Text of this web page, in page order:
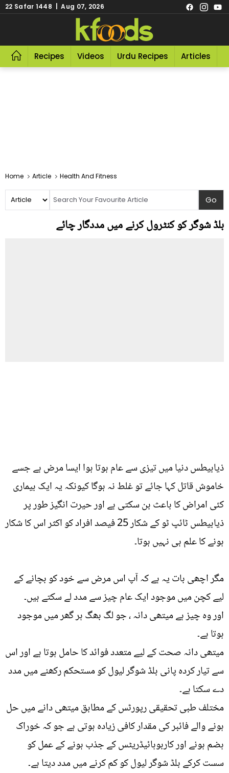
22 Safar 1448 | Aug 07, 2026
Recipes Videos Urdu Recipes Articles
Home Article Health And Fitness
بلڈ شوگر کو کنٹرول کرنے میں مددگار چائے
ذیابیطس دنیا میں تیزی سے عام ہوتا ہوا ایسا مرض ہے جسے
خاموش قاتل کہا جائے تو غلط نہ ہوگا کیونکہ یہ ایک بیماری
کئی امراض کا باعث بن سکتی ہے اور حیرت انگیز طور پر
ذیابیطس ٹائپ ٹو کے شکار 25 فیصد افراد کو اکثر اس کا شکار
ہونے کا علم ہی نہیں ہوتا۔
مگر اچھی بات یہ ہے کہ آپ اس مرض سے خود کو بچانے کے
لیے کچن میں موجود ایک عام چیز سے مدد لے سکتے ہیں۔
اور وہ چیز ہے میتھی دانہ ، جو لگ بھگ ہر گھر میں موجود
ہوتا ہے۔
میتھی دانہ صحت کے لیے متعدد فوائد کا حامل ہوتا ہے اور اس
سے تیار کردہ پانی بلڈ شوگر لیول کو مستحکم رکھنے میں مدد
دے سکتا ہے۔
مختلف طبی تحقیقی رپورٹس کے مطابق میتھی دانے میں حل
ہونے والے فائبر کی مقدار کافی زیادہ ہوتی ہے جو کہ خوراک
ہضم ہونے اور کاربوہائیڈریٹس کے جذب ہونے کے عمل کو
سست کرکے بلڈ شوگر لیول کو کم کرنے میں مدد دیتا ہے۔